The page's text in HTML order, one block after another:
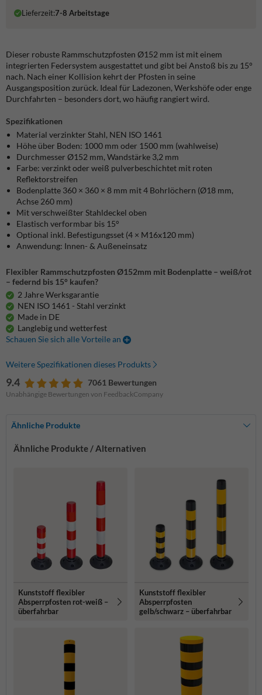
Lieferzeit:7-8 Arbeitstage
Dieser robuste Rammschutzpfosten Ø152 mm ist mit einem
integrierten Federsystem ausgestattet und gibt bei Anstoß bis zu 15°
nach. Nach einer Kollision kehrt der Pfosten in seine
Ausgangsposition zurück. Ideal für Ladezonen, Werkshöfe oder enge
Durchfahrten – besonders dort, wo häufig rangiert wird.
Spezifikationen
Material verzinkter Stahl, NEN ISO 1461
Höhe über Boden: 1000 mm oder 1500 mm (wahlweise)
Durchmesser Ø152 mm, Wandstärke 3,2 mm
Farbe: verzinkt oder weiß pulverbeschichtet mit roten
Reflektorstreifen
Bodenplatte 360 × 360 × 8 mm mit 4 Bohrlöchern (Ø18 mm,
Achse 260 mm)
Mit verschweißter Stahldeckel oben
Elastisch verformbar bis 15°
Optional inkl. Befestigungsset (4 × M16x120 mm)
Anwendung: Innen- & Außeneinsatz
Flexibler Rammschutzpfosten Ø152mm mit Bodenplatte – weiß/rot
– federnd bis 15° kaufen?
2 Jahre Werksgarantie
NEN ISO 1461 - Stahl verzinkt
Made in DE
Langlebig und wetterfest
Schauen Sie sich alle Vorteile an
Weitere Spezifikationen dieses Produkts
9.4 7061 Bewertungen
Unabhängige Bewertungen von FeedbackCompany
Ähnliche Produkte
Ähnliche Produkte / Alternativen
Kunststoff flexibler
Absperrpfosten rot-weiß –
überfahrbar
Kunststoff flexibler
Absperrpfosten
gelb/schwarz – überfahrbar